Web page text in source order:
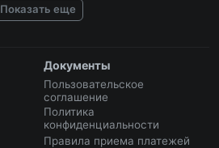
Показать еще
Документы
Пользовательское
соглашение
Политика
конфиденциальности
Правила приема платежей